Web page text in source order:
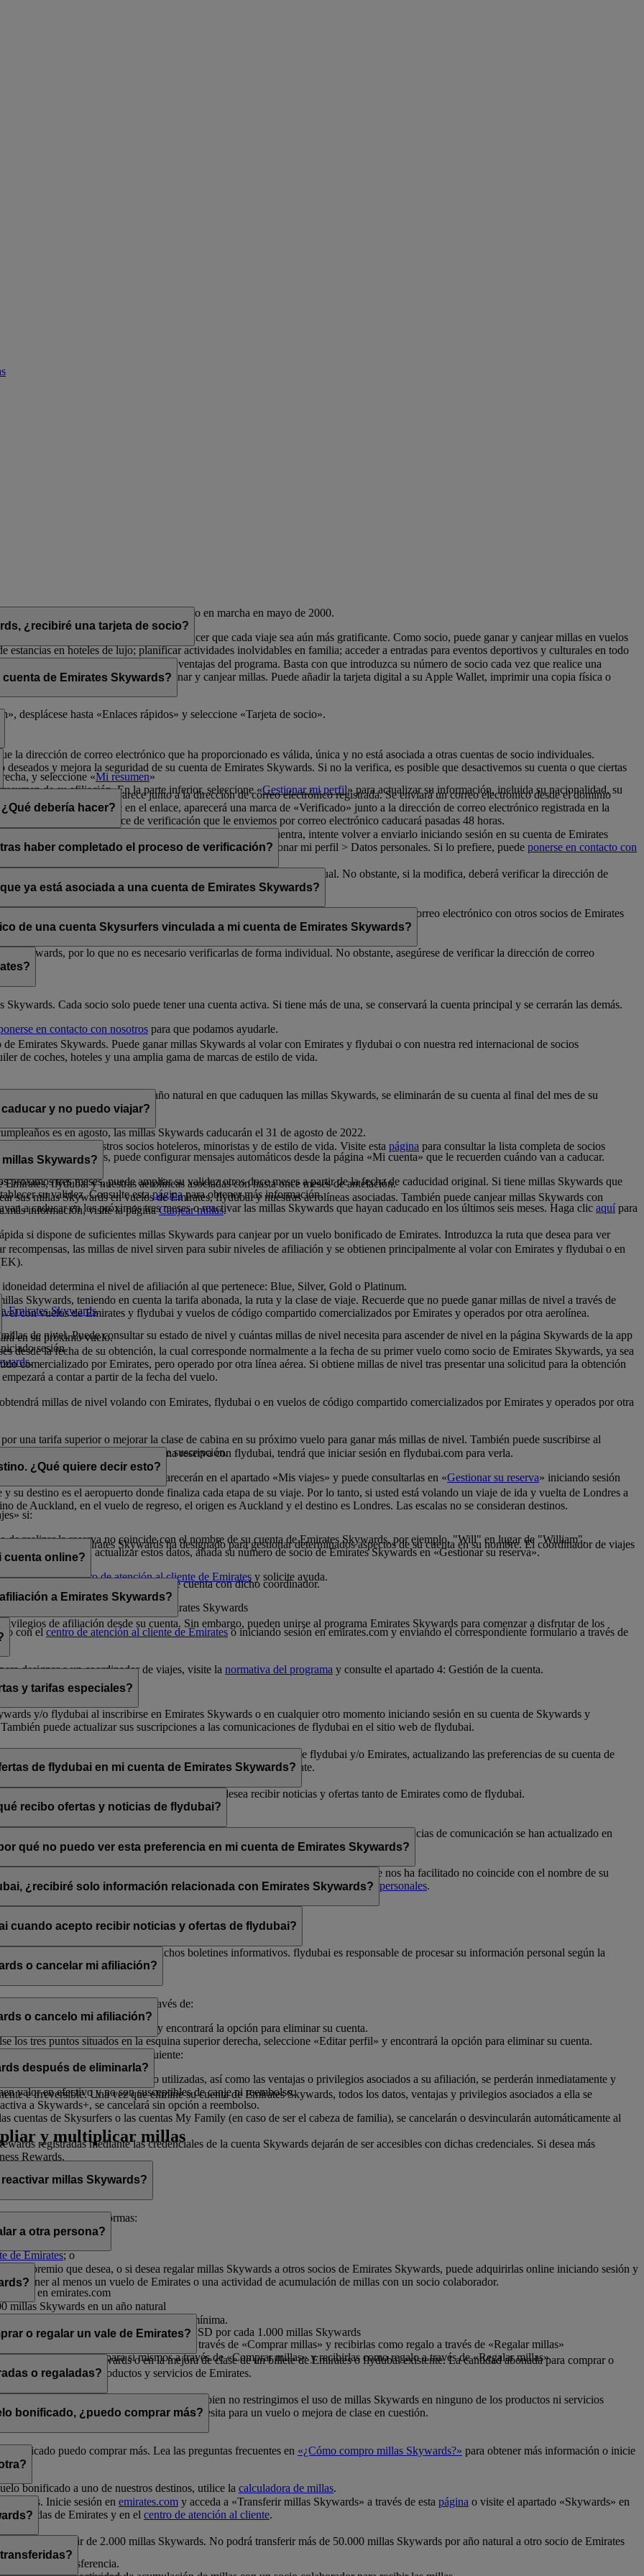
las aerolíneas Emirates y flydubai, puesto en marcha en mayo de 2000.
para complementar su estilo de vida y hacer que cada viaje sea aún más gratificante. Como socio, puede ganar y canjear millas en vuelos
estancias en hoteles de lujo; planificar actividades inolvidables en familia; acceder a entradas para eventos deportivos y culturales en todo
y sus exclusivas ventajas.
¿recibiré una tarjeta de socio?
para poder disfrutar de todas las ventajas del programa. Basta con que introduzca su número de socio cada vez que realice una
de Emirates Skywards para ganar y canjear millas. Puede añadir la tarjeta digital a su Apple Wallet, imprimir una copia física o
desplácese hasta «Enlaces rápidos» y seleccione «Tarjeta de socio».
de Emirates Skywards?
y seleccione «Mi resumen»
de su afiliación. En la parte inferior, seleccione «Gestionar mi perfil» para actualizar su información, incluida su nacionalidad, su
Skywards.
situados en la esquina superior derecha de la pantalla.
la dirección de correo electrónico que ha proporcionado es válida, única y no está asociada a otras cuentas de socio individuales.
y mejora la seguridad de su cuenta de Emirates Skywards. Si no la verifica, es posible que desactivemos su cuenta o que ciertas
«Verificar» que aparece junto a la dirección de correo electrónico registrada. Se enviará un correo electrónico desde el dominio
Al hacer clic en el enlace, aparecerá una marca de «Verificado» junto a la dirección de correo electrónico registrada en la
en cuenta que el enlace de verificación que le enviemos por correo electrónico caducará pasadas 48 horas.
debería hacer?
los mensajes se filtran de forma incorrecta. Si no lo encuentra, intente volver a enviarlo iniciando sesión en su cuenta de Emirates
la opción «Verificar» en la sección Mi resumen > Gestionar mi perfil > Datos personales. Si lo prefiere, puede ponerse en contacto con
haber completado el proceso de verificación?
y única aunque haya verificado su dirección de correo electrónico actual. No obstante, si la modifica, deberá verificar la dirección de
ya está asociada a una cuenta de Emirates Skywards?
a direcciones de correo electrónico que no estén en uso. Si comparte su dirección de correo electrónico con otros socios de Emirates
Póngase en contacto con nosotrospara obtener ayuda.
de una cuenta Skysurfers vinculada a mi cuenta de Emirates Skywards?
Skywards, por lo que no es necesario verificarlas de forma individual. No obstante, asegúrese de verificar la dirección de correo
Skywards. Cada socio solo puede tener una cuenta activa. Si tiene más de una, se conservará la cuenta principal y se cerrarán las demás.
en contacto con nosotros para que podamos ayudarle.
de Emirates Skywards. Puede ganar millas Skywards al volar con Emirates y flydubai o con nuestra red internacional de socios
de coches, hoteles y una amplia gama de marcas de estilo de vida.
fecha en que se obtienen. En el año natural en que caduquen las millas Skywards, se eliminarán de su cuenta al final del mes de su
es en agosto, las millas Skywards caducarán el 31 de agosto de 2022.
próximos doce meses, puede configurar mensajes automáticos desde la página «Mi cuenta» que le recuerden cuándo van a caducar.
próximos tres meses, puede ampliar su validez otros doce meses a partir de la fecha de caducidad original. Si tiene millas Skywards que
su validez. Consulte estapáginapara obtener más información.
y no puedo viajar?
en premios con nuestros socios hoteleros, minoristas y de estilo de vida. Visite esta página para consultar la lista completa de socios
flydubai y nuestras aerolíneas asociadas con hasta once meses de antelación.
a caducar en los próximos tres meses o reactivar las millas Skywards que hayan caducado en los últimos seis meses. Haga clic aquí para
Skywards?
sus millas Skywards en vuelos de Emirates, flydubai y nuestras aerolíneas asociadas. También puede canjear millas Skywards con
más información, visite la páginaCanjear millas.
si dispone de suficientes millas Skywards para canjear por un vuelo bonificado de Emirates. Introduzca la ruta que desea para ver
recompensas, las millas de nivel sirven para subir niveles de afiliación y se obtienen principalmente al volar con Emirates y flydubai o en
determina el nivel de afiliación al que pertenece: Blue, Silver, Gold o Platinum.
Emirates Skywards.
de nivel. Puede consultar su estado de nivel y cuántas millas de nivel necesita para ascender de nivel en la página Skywards de la app
sesión.
Skywards, teniendo en cuenta la tarifa abonada, la ruta y la clase de viaje. Recuerde que no puede ganar millas de nivel a través de
con vuelos de Emirates y flydubai y vuelos de código compartido comercializados por Emirates y operados por otra aerolínea.
en su próximo vuelo.
.
desde la fecha de su obtención, la cual corresponde normalmente a la fecha de su primer vuelo como socio de Emirates Skywards, ya sea
comercializado por Emirates, pero operado por otra línea aérea. Si obtiene millas de nivel tras presentar una solicitud para la obtención
a contar a partir de la fecha del vuelo.
millas de nivel volando con Emirates, flydubai o en vuelos de código compartido comercializados por Emirates y operados por otra
una tarifa superior o mejorar la clase de cabina en su próximo vuelo para ganar más millas de nivel. También puede suscribirse al
millas de nivel durante el período de suscripción.
con Emirates. Si dispone de una reserva con flydubai, tendrá que iniciar sesión en flydubai.com para verla.
con millas Skywards) también aparecerán en el apartado «Mis viajes» y puede consultarlas en «Gestionar su reserva» iniciando sesión
si:
de realizar la reserva no coincide con el nombre de su cuenta de Emirates Skywards, por ejemplo, "Will" en lugar de "William".
a la reserva. Para actualizar estos datos, añada su número de socio de Emirates Skywards en «Gestionar su reserva».
llame a uncentro de atención al cliente de Emirates y solicite ayuda.
¿Qué quiere decir esto?
y su destino es el aeropuerto donde finaliza cada etapa de su viaje. Por lo tanto, si usted está volando un viaje de ida y vuelta de Londres a
de Auckland, en el vuelo de regreso, el origen es Auckland y el destino es Londres. Las escalas no se consideran destinos.
un socio de Emirates Skywards ha designado para gestionar determinados aspectos de su cuenta en su nombre. El coordinador de viajes
con la afiliación del socio a Emirates Skywards
con el centro de atención al cliente de Emirateso iniciando sesión en emirates.com y enviando el correspondiente formulario a través de
designar a un coordinador de viajes, visite la normativa del programa y consulte el apartado 4: Gestión de la cuenta.
cuenta online?
que comparta sus credenciales de cuenta con dicho coordinador.
a Emirates Skywards?
de afiliación desde su cuenta. Sin embargo, pueden unirse al programa Emirates Skywards para comenzar a disfrutar de los
y tarifas especiales?
y/o flydubai al inscribirse en Emirates Skywards o en cualquier otro momento iniciando sesión en su cuenta de Skywards y
puede actualizar sus suscripciones a las comunicaciones de flydubai en el sitio web de flydubai.
de baja» que encontrará al final de los correos electrónicos de flydubai y/o Emirates, actualizando las preferencias de su cuenta de
a través de su chat en directo o su centro de atención al cliente.
de flydubai en mi cuenta de Emirates Skywards?
flydubai. Por tanto, tiene la opción de decidir si desea recibir noticias y ofertas tanto de Emirates como de flydubai.
recibo ofertas y noticias de flydubai?
a las noticias y ofertas de Emirates, Emirates Skywards o flydubai. Sus preferencias de comunicación se han actualizado en
qué no puedo ver esta preferencia en mi cuenta de Emirates Skywards?
está asociada con varios números de socio de Emirates Skywards o el nombre que nos ha facilitado no coincide con el nombre de su
Skywards y actualice sus suscripciones por correo electrónico enPreferencias personales.
¿recibiré solo información relacionada con Emirates Skywards?
cuando acepto recibir noticias y ofertas de flydubai?
con el fin de enviarle dichos boletines informativos. flydubai es responsable de procesar su información personal según la
o cancelar mi afiliación?
en cualquier momento a través de:
» y encontrará la opción para eliminar su cuenta.
los tres puntos situados en la esquina superior derecha, seleccione «Editar perfil» y encontrará la opción para eliminar su cuenta.
o cancelo mi afiliación?
afiliación, tenga en cuenta lo siguiente:
Skywards y recompensas no utilizadas, así como las ventajas o privilegios asociados a su afiliación, se perderán inmediatamente y
valor en efectivo y no son susceptibles de canje ni reembolso.
a Skywards+, se cancelará sin opción a reembolso.
cuentas de Skysurfers o las cuentas My Family (en caso de ser el cabeza de familia), se cancelarán o desvincularán automáticamente al
registradas mediante las credenciales de la cuenta Skywards dejarán de ser accesibles con dichas credenciales. Si desea más
Rewards.
después de eliminarla?
e irreversible. Una vez que elimine su cuenta de Emirates Skywards, todos los datos, ventajas y privilegios asociados a ella se
y multiplicar millas
millas Skywards?
de las siguientes formas:
de Emirates; o
sesión en emirates.com
a otra persona?
el premio que desea, o si desea regalar millas Skywards a otros socios de Emirates Skywards, puede adquirirlas online iniciando sesión y
tener al menos un vuelo de Emirates o una actividad de acumulación de millas con un socio colaborador.
millas Skywards en un año natural
por cada transacción, a un precio de 30 USD por cada 1.000 millas Skywards
de 1.000, siendo 2.000 la cantidad mínima.
millas en un año natural para sí mismos a través de «Comprar millas» y recibirlas como regalo a través de «Regalar millas»
en un año natural para sí mismos a través de «Comprar millas» y recibirlas como regalo a través de «Regalar millas»
o regalar un vale de Emirates?
en vuelos Classic Rewards o en la mejora de clase de un billete de Emirates o flydubai existente. La cantidad abonada para comprar o
para la compra de productos y servicios de Emirates.
o regaladas?
Classic Rewards y mejoras de clase. Si bien no restringimos el uso de millas Skywards en ninguno de los productos ni servicios
de millaspara comprobar cuántas millas necesita para un vuelo o mejora de clase en cuestión.
bonificado, ¿puedo comprar más?
puedo comprar más. Lea las preguntas frecuentes en «¿Cómo compro millas Skywards?» para obtener más información o inicie
bonificado a uno de nuestros destinos, utilice la calculadora de millas.
Inicie sesión en emirates.com y acceda a «Transferir millas Skywards» a través de esta página o visite el apartado «Skywards» en
tiendas de Emirates y en el centro de atención al cliente.
a realizar la transferencia.
siempre a partir de 2.000 millas Skywards. No podrá transferir más de 50.000 millas Skywards por año natural a otro socio de Emirates